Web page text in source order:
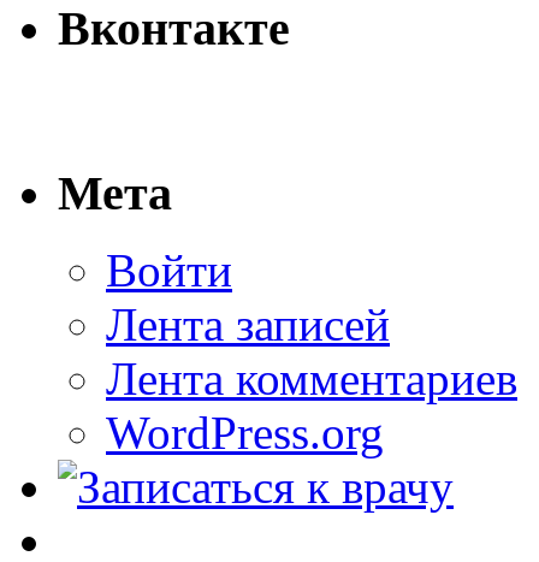
Вконтакте
Мета
Войти
Лента записей
Лента комментариев
WordPress.org